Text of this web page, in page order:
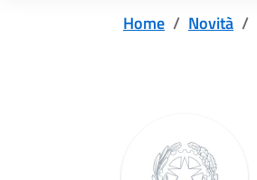
Home Novità